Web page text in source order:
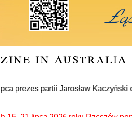
in australia
partii Jarosław Kaczyński